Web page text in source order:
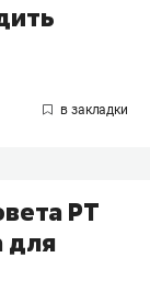
РТ
для